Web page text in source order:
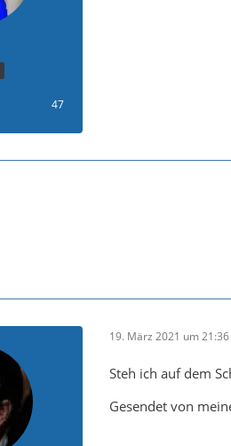
47
19. März 2021 um 21:36
Steh ich auf dem
Gesendet von